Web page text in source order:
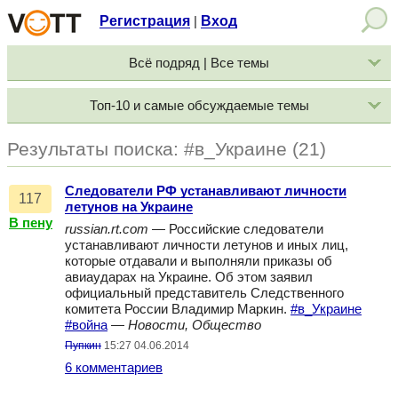
Регистрация Вход
Всё подряд | Все темы
Топ-10 и самые обсуждаемые темы
Результаты поиска: #в_Украине (21)
117
В пену
Следователи РФ устанавливают личности
летунов на Украине
russian.rt.com — Российские следователи
устанавливают личности летунов и иных лиц,
которые отдавали и выполняли приказы об
авиаударах на Украине. Об этом заявил
официальный представитель Следственного
комитета России Владимир Маркин. #в_Украине
#война — Новости, Общество
Пупкин 15:27 04.06.2014
6 комментариев